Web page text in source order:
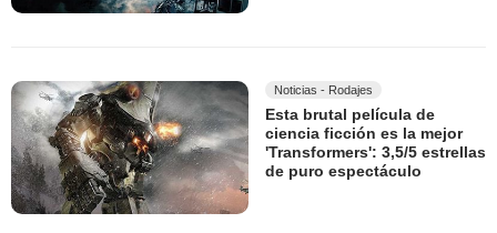
Noticias - Rodajes
Esta brutal película de
ciencia ficción es la mejor
'Transformers': 3,5/5 estrellas
de puro espectáculo